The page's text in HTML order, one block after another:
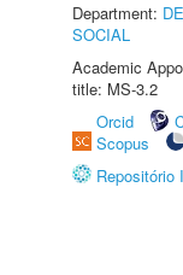
Department:
SOCIAL
Academic
title: MS-3.2
Orcid
Scopus
Repositório